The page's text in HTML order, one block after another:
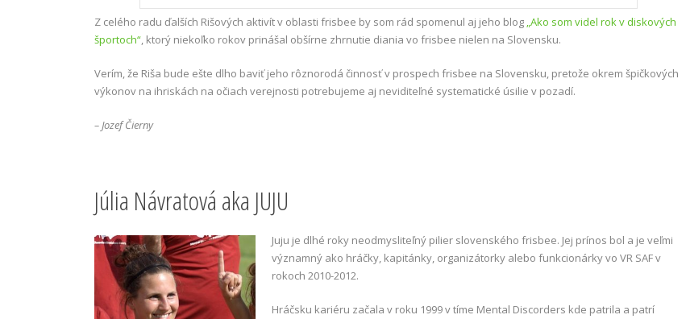
Z celého radu ďalších Rišových aktivít v oblasti frisbee by som rád spomenul aj jeho blog „Ako som videl rok v diskových
športoch“, ktorý niekoľko rokov prinášal obšírne zhrnutie diania vo frisbee nielen na Slovensku.
Verím, že Riša bude ešte dlho baviť jeho rôznorodá činnosť v prospech frisbee na Slovensku, pretože okrem špičkových
výkonov na ihriskách na očiach verejnosti potrebujeme aj neviditeľné systematické úsilie v pozadí.
– Jozef Čierny
Júlia Návratová aka JUJU
Juju je dlhé roky neodmysliteľný pilier slovenského frisbee. Jej prínos bol a je veľmi
významný ako hráčky, kapitánky, organizátorky alebo funkcionárky vo VR SAF v
rokoch 2010-2012.
Hráčsku kariéru začala v roku 1999 v tíme Mental Discorders kde patrila a patrí